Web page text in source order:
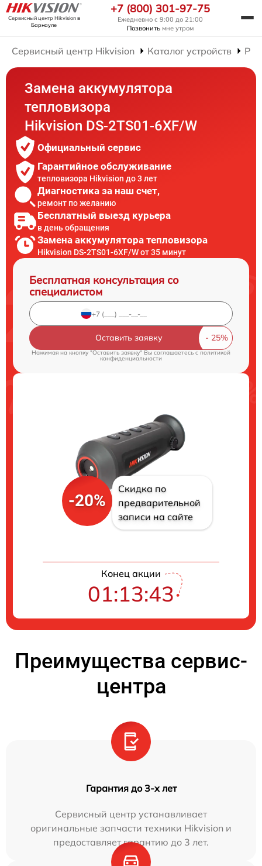
Сервисный центр Hikvisionв
Барнауле
+7 (800) 301-97-75
Ежедневно с 9:00 до 21:00
Позвонить мне утром
Сервисный центр Hikvision Каталог устройств
Замена аккумулятора
тепловизора
Hikvision DS-2TS01-6XF/W
Официальный сервис
Гарантийное обслуживание
тепловизора Hikvision до 3 лет
Диагностика за наш счет,
ремонт по желанию
Бесплатный выезд курьера
в день обращения
Замена аккумулятора тепловизора
Hikvision DS-2TS01-6XF/W от 35 минут
Бесплатная консультация со
специалистом
Оставить заявку
Нажимая на кнопку "Оставить заявку" Вы соглашаетесь cполитикой
конфиденциальности
-20%
Скидка по
предварительной
записи на сайте
Конец акции
01:13:42
Преимущества сервис-
центра
Гарантия до 3-х лет
Сервисный центр устанавливает
оригинальные запчасти техники Hikvision и
предоставляет гарантию до 3 лет.